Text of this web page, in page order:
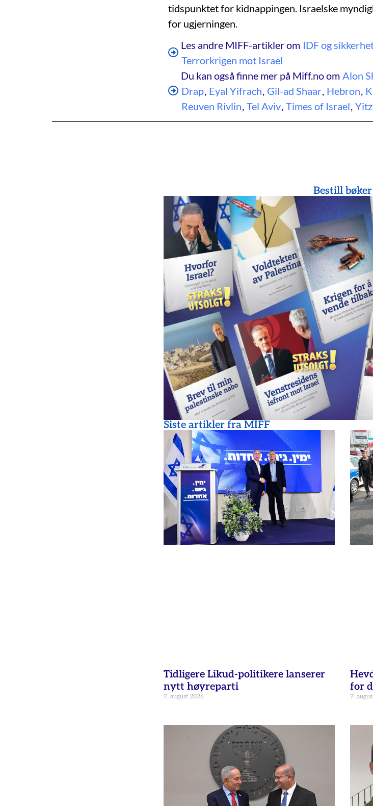
tidspunktet for kidnappingen. Israelske
for ugjerningen.
Les andre MIFF-artikler om IDF og
Terrorkrigen mot Israel
Du kan også finne mer på Miff.no om Alon
Drap, Eyal Yifrach, Gil-ad Shaar, Hebron,
Reuven Rivlin, Tel Aviv, Times of Israel,
Bestill bøker
Siste artikler fra MIFF
Tidligere Likud-politikere lanserer
nytt høyreparti
7. august 2026
for
7.